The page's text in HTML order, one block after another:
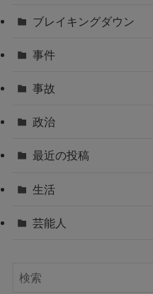
ブレイキングダウン
事件
事故
政治
最近の投稿
生活
芸能人